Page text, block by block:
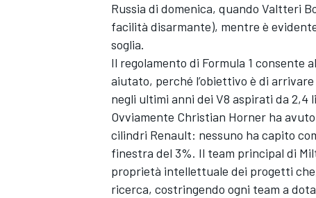
Russia di domenica, quando Valtteri
facilità disarmante), mentre è
soglia.
Il regolamento di Formula 1 consente
aiutato, perché l’obiettivo è di
negli ultimi anni dei V8 aspirati da 2,4
Ovviamente Christian Horner ha
cilindri Renault: nessuno ha capito
finestra del 3%. Il team principal di
proprietà intellettuale dei progetti
ricerca, costringendo ogni team a